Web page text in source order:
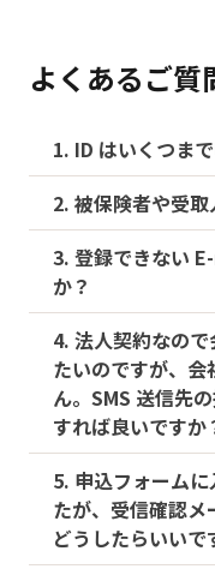
よくあるご質
1. ID はいくつま
2. 被保険者や受
3. 登録できない
か？
4. 法人契約なの
たいのですが、
ん。SMS 送信先
すれば良いですか
5. 申込フォーム
たが、受信確認メ
どうしたらいいで